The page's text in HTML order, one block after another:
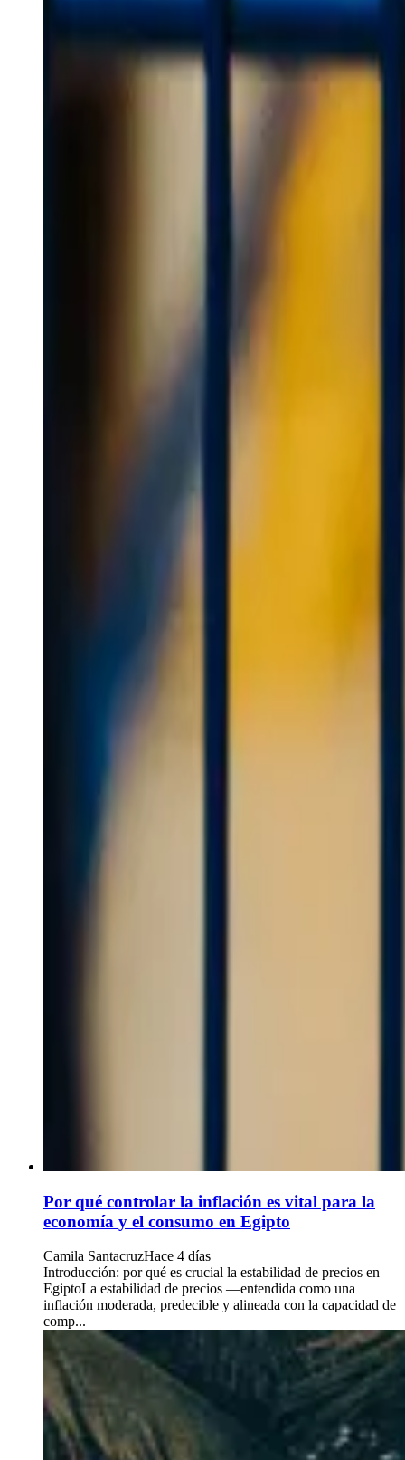
Por qué controlar la inflación es vital para la
economía y el consumo en Egipto
Camila SantacruzHace 4 días
Introducción: por qué es crucial la estabilidad de precios en
EgiptoLa estabilidad de precios —entendida como una
inflación moderada, predecible y alineada con la capacidad de
comp...